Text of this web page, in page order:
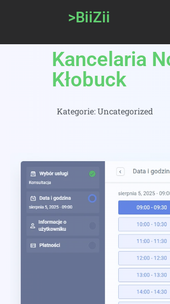
>BiiZii
Kancelaria
Kłobuck
Kategorie:Uncategorized